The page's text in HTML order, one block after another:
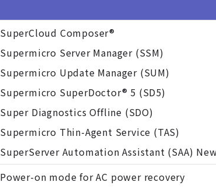
SuperCloud Composer®
Supermicro Server Manager (SSM)
Supermicro Update Manager (SUM)
Supermicro SuperDoctor® 5 (SD5)
Super Diagnostics Offline (SDO)
Supermicro Thin-Agent Service (TAS)
SuperServer Automation Assistant (SAA)
Power-on mode for AC power recovery